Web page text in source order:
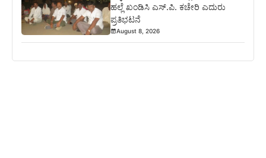
ಹಲ್ಲೆ ಖಂಡಿಸಿ ಎಸ್.ಪಿ. ಕಚೇರಿ ಎದುರು
ಪ್ರತಿಭಟನೆ
August 8, 2026